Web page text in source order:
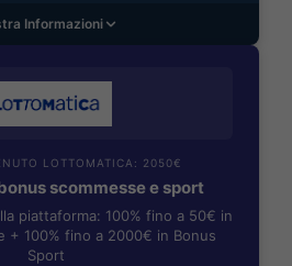
Informazioni
LOTTOMATICA: 2050€
scommesse e sport
piattaforma: 100% fino a 50€ in
+ 100% fino a 2000€ in Bonus
Sport